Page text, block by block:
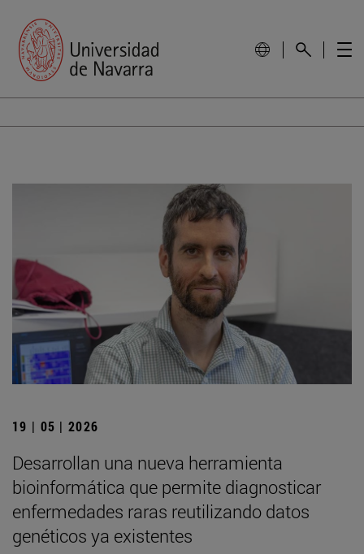
19 | 05 | 2026
Desarrollan una nueva herramienta
bioinformática que permite diagnosticar
enfermedades raras reutilizando datos
genéticos ya existentes